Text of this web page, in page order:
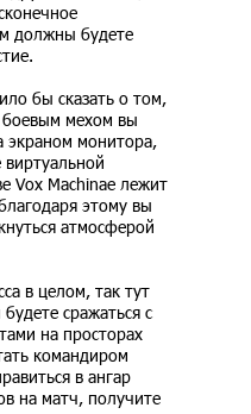
должны будете
бы сказать о том,
боевым мехом вы
экраном монитора,
Vox Machinae лежит
этому вы
атмосферой
в целом, так тут
сражаться с
на просторах
командиром
в ангар
на матч, получите